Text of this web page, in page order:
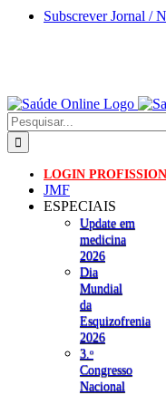
Skip
Subscrever Jornal /
Pesquisar
LOGIN
JMF
ESPECIAIS
Update em
medicina
2026
Dia
Mundial
da
Esquizofrenia
2026
3.ᵒ
Congresso
Nacional